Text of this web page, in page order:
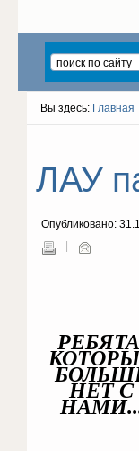
Вы здесь: Главная
ЛАУ
Опубликовано:
НЕТ С